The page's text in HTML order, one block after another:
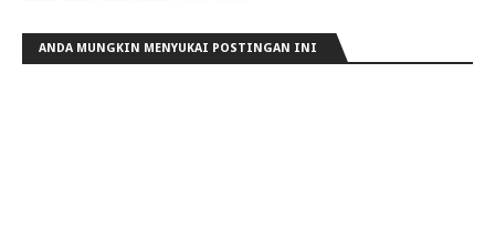
ANDA MUNGKIN MENYUKAI POSTINGAN INI